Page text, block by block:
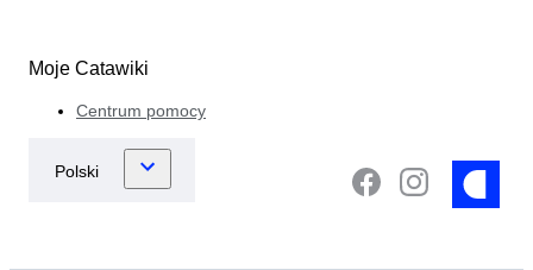
Moje Catawiki
Centrum pomocy